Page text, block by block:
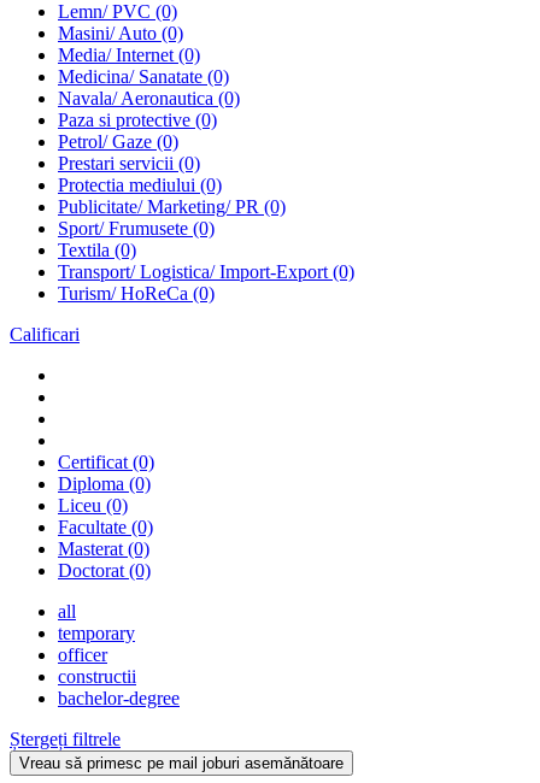
Lemn/ PVC (0)
Masini/ Auto (0)
Media/ Internet (0)
Medicina/ Sanatate (0)
Navala/ Aeronautica (0)
Paza si protective (0)
Petrol/ Gaze (0)
Prestari servicii (0)
Protectia mediului (0)
Publicitate/ Marketing/ PR (0)
Sport/ Frumusete (0)
Textila (0)
Transport/ Logistica/ Import-Export (0)
Turism/ HoReCa (0)
Calificari
Certificat (0)
Diploma (0)
Liceu (0)
Facultate (0)
Masterat (0)
Doctorat (0)
all
temporary
officer
constructii
bachelor-degree
Ștergeți filtrele
Vreau să primesc pe mail joburi asemănătoare